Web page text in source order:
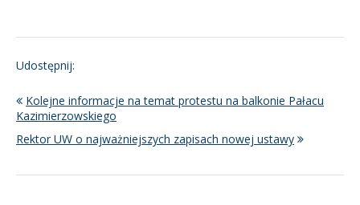
Udostępnij:
Kolejne informacje na temat protestu na balkonie Pałacu
Kazimierzowskiego
Rektor UW o najważniejszych zapisach nowej ustawy